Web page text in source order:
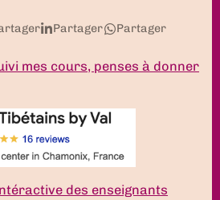
Partager Partager
mes cours, penses à donner
des enseignants